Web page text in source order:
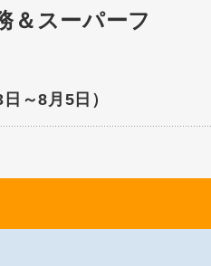
＆スーパーフ
～8月5日）